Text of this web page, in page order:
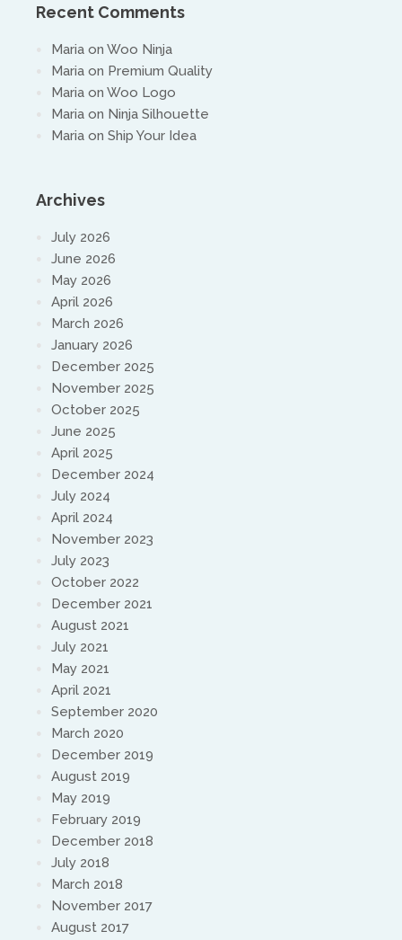
Recent Comments
Maria on Woo Ninja
Maria on Premium Quality
Maria on Woo Logo
Maria on Ninja Silhouette
Maria on Ship Your Idea
Archives
July 2026
June 2026
May 2026
April 2026
March 2026
January 2026
December 2025
November 2025
October 2025
June 2025
April 2025
December 2024
July 2024
April 2024
November 2023
July 2023
October 2022
December 2021
August 2021
July 2021
May 2021
April 2021
September 2020
March 2020
December 2019
August 2019
May 2019
February 2019
December 2018
July 2018
March 2018
November 2017
August 2017